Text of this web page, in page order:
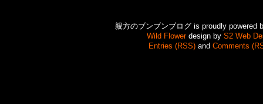
親方のブンブンブログ is proudly powered
Wild Flowerdesign by S2 Web
Entries (RSS)and Comments